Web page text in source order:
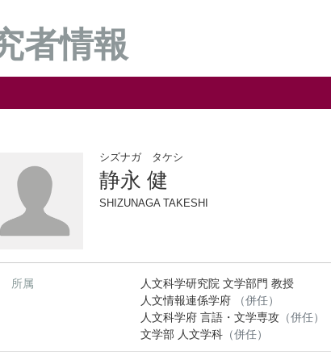
者情報
シズナガ タケシ
静永 健
SHIZUNAGA TAKESHI
所属
人文科学研究院 文学部門 教授
人文情報連係学府
（併任）
人文科学府 言語・文学専攻 （併任）
文学部 人文学科 （併任）